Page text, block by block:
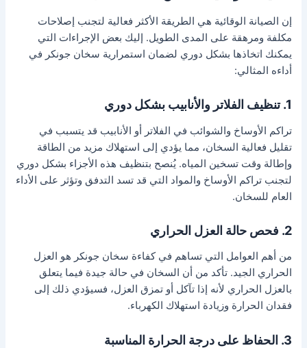
إن الصيانة الوقائية هي الطريقة الأكثر فعالية لتجنب إصلاحات
مكلفة ومرهقة على المدى الطويل. إليك بعض الإجراءات التي
يمكنك اتخاذها بشكل دوري لضمان استمرارية سخان جونكر في
أداءه المثالي:
1. تنظيف الفلاتر والأنابيب بشكل دوري
تراكم الأوساخ والشوائب في الفلاتر أو الأنابيب قد يتسبب في
تقليل فعالية السخان، مما يؤدي إلى استهلاك مزيد من الطاقة
وإطالة وقت تسخين المياه. يُنصح بتنظيف هذه الأجزاء بشكل دوري
لتجنب تراكم الأوساخ والمواد التي قد تسد التدفق وتؤثر على الأداء
العام للسخان.
2. فحص حالة العزل الحراري
من أهم العوامل التي تساهم في كفاءة سخان جونكر هو العزل
الحراري الجيد. تأكد من أن السخان في حالة جيدة فيما يتعلق
بالعزل الحراري لأنه إذا تآكل أو تمزق العزل، فسيؤدي ذلك إلى
فقدان الحرارة وزيادة استهلاك الكهرباء.
3. الحفاظ على درجة الحرارة المناسبة